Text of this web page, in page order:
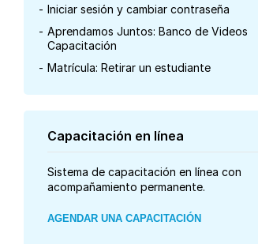
Iniciar sesión y cambiar contraseña
Aprendamos Juntos: Banco de Videos
Capacitación
Matrícula: Retirar un estudiante
Capacitación en línea
Sistema de capacitación en línea con
acompañamiento permanente.
AGENDAR UNA CAPACITACIÓN